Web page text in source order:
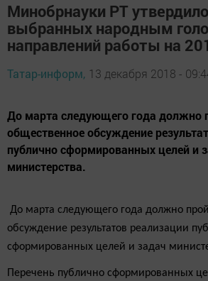
Минобрнауки РТ
выбранных народным
направлений работы на
Татар-информ, 13 декабря 2018 -
До марта следующего года должно
общественное обсуждение
публично сформированных целей и
министерства.
До марта следующего года должно
обсуждение результатов реализации
сформированных целей и задач
Перечень публично сформированных